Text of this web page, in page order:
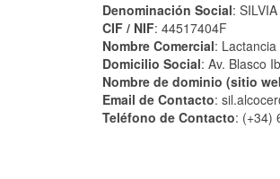
Denominación Social:
CIF / NIF: 44517404F
Nombre Comercial:
Domicilio Social: Av. Blasco
Nombre de dominio (sitio
Email de Contacto:
Teléfono de Contacto: (+34)